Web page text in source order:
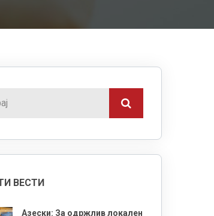
ВЕСТИ
Азески: За одржлив локален